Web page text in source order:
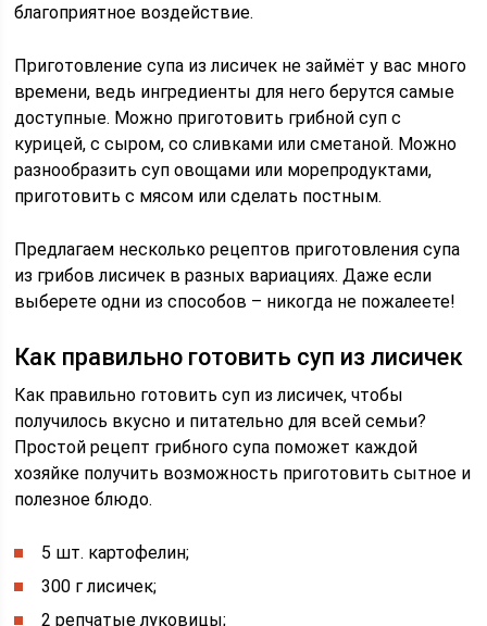
благоприятное воздействие.
Приготовление супа из лисичек не займёт у вас много
времени, ведь ингредиенты для него берутся самые
доступные. Можно приготовить грибной суп с
курицей, с сыром, со сливками или сметаной. Можно
разнообразить суп овощами или морепродуктами,
приготовить с мясом или сделать постным.
Предлагаем несколько рецептов приготовления супа
из грибов лисичек в разных вариациях. Даже если
выберете одни из способов – никогда не пожалеете!
Как правильно готовить суп из лисичек
Как правильно готовить суп из лисичек, чтобы
получилось вкусно и питательно для всей семьи?
Простой рецепт грибного супа поможет каждой
хозяйке получить возможность приготовить сытное и
полезное блюдо.
5 шт. картофелин;
300 г лисичек;
2 репчатые луковицы;